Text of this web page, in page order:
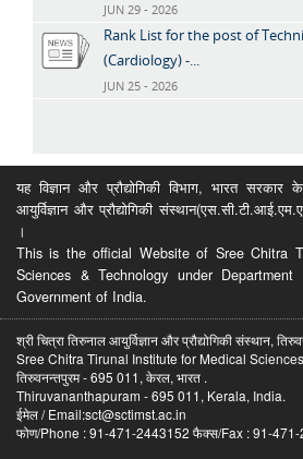
JUN 29 - 2026
Rank List for the post of
(Cardiology) -...
JUN 25 - 2026
यह विज्ञान और प्रौद्योगिकी विभाग, भारत
आयुर्विज्ञान और प्रौद्योगिकी
।
This is the official Website of Sree Chitra
Sciences & Technology under
Government of India.
श्री चित्रा तिरुनाल आयुर्विज्ञान और प्रौद्योगिकी संस्थान,
Sree Chitra Tirunal Institute for Medical
तिरुवनन्तपुरम - 695 011, केरल, भारत .
Thiruvananthapuram - 695 011, Kerala, India.
ईमेल / Email:sct@sctimst.ac.in
फोण/Phone : 91-471-2443152 फैक्स/Fax : 91-